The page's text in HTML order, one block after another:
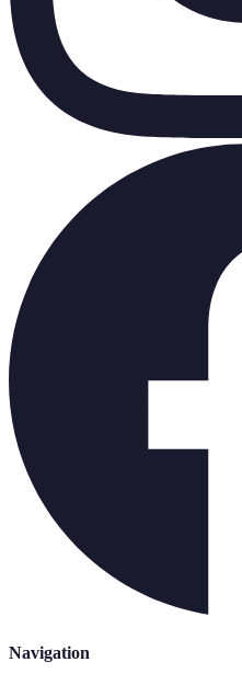
Navigation